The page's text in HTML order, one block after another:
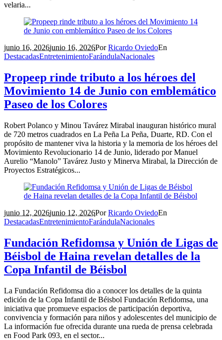
velaria...
junio 16, 2026junio 16, 2026PorRicardo OviedoEn
DestacadasEntretenimientoFarándulaNacionales
Propeep rinde tributo a los héroes del
Movimiento 14 de Junio con emblemático
Paseo de los Colores
Robert Polanco y Minou Tavárez Mirabal inauguran histórico mural
de 720 metros cuadrados en La Peña La Peña, Duarte, RD. Con el
propósito de mantener viva la historia y la memoria de los héroes del
Movimiento Revolucionario 14 de Junio, liderado por Manuel
Aurelio “Manolo” Tavárez Justo y Minerva Mirabal, la Dirección de
Proyectos Estratégicos...
junio 12, 2026junio 12, 2026PorRicardo OviedoEn
DestacadasEntretenimientoFarándulaNacionales
Fundación Refidomsa y Unión de Ligas de
Béisbol de Haina revelan detalles de la
Copa Infantil de Béisbol
La Fundación Refidomsa dio a conocer los detalles de la quinta
edición de la Copa Infantil de Béisbol Fundación Refidomsa, una
iniciativa que promueve espacios de participación deportiva,
convivencia y formación para niños y adolescentes del municipio de
La información fue ofrecida durante una rueda de prensa celebrada
en Food Park 093, en el sector...